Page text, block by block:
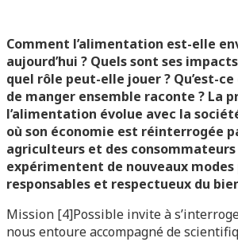
Comment l’alimentation est-elle
aujourd’hui ? Quels sont ses
quel rôle peut-elle jouer ? Qu’est-
de manger ensemble raconte ? La
l’alimentation évolue avec la
où son économie est réinterrogée
agriculteurs et des consommateurs
expérimentent de nouveaux modes
responsables et respectueux du
Mission [4]Possible invite à
nous entoure accompagné de